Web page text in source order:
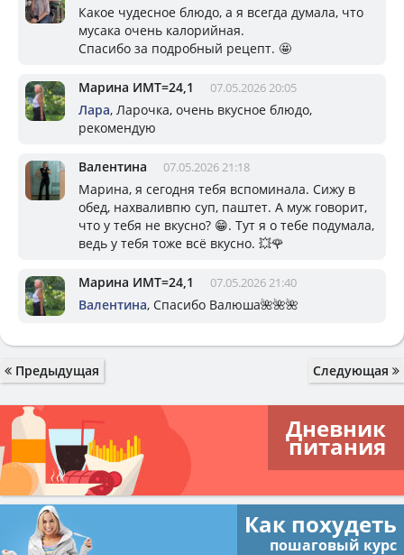
Какое чудесное блюдо, а я всегда думала, что
мусака очень калорийная.
Спасибо за подробный рецепт. 🤩
Марина ИМТ=24,1 07.05.2026 20:05
Лара, Ларочка, очень вкусное блюдо,
рекомендую
Валентина 07.05.2026 21:18
Марина, я сегодня тебя вспоминала. Сижу в
обед, нахваливпю суп, паштет. А муж говорит,
что у тебя не вкусно? 😁. Тут я о тебе подумала,
ведь у тебя тоже всё вкусно. 💥🌹
Марина ИМТ=24,1 07.05.2026 21:40
Валентина, Спасибо Валюша🌺🌺🌺
Предыдущая Следующая
Дневник
питания
Как похудеть
пошаговый курс